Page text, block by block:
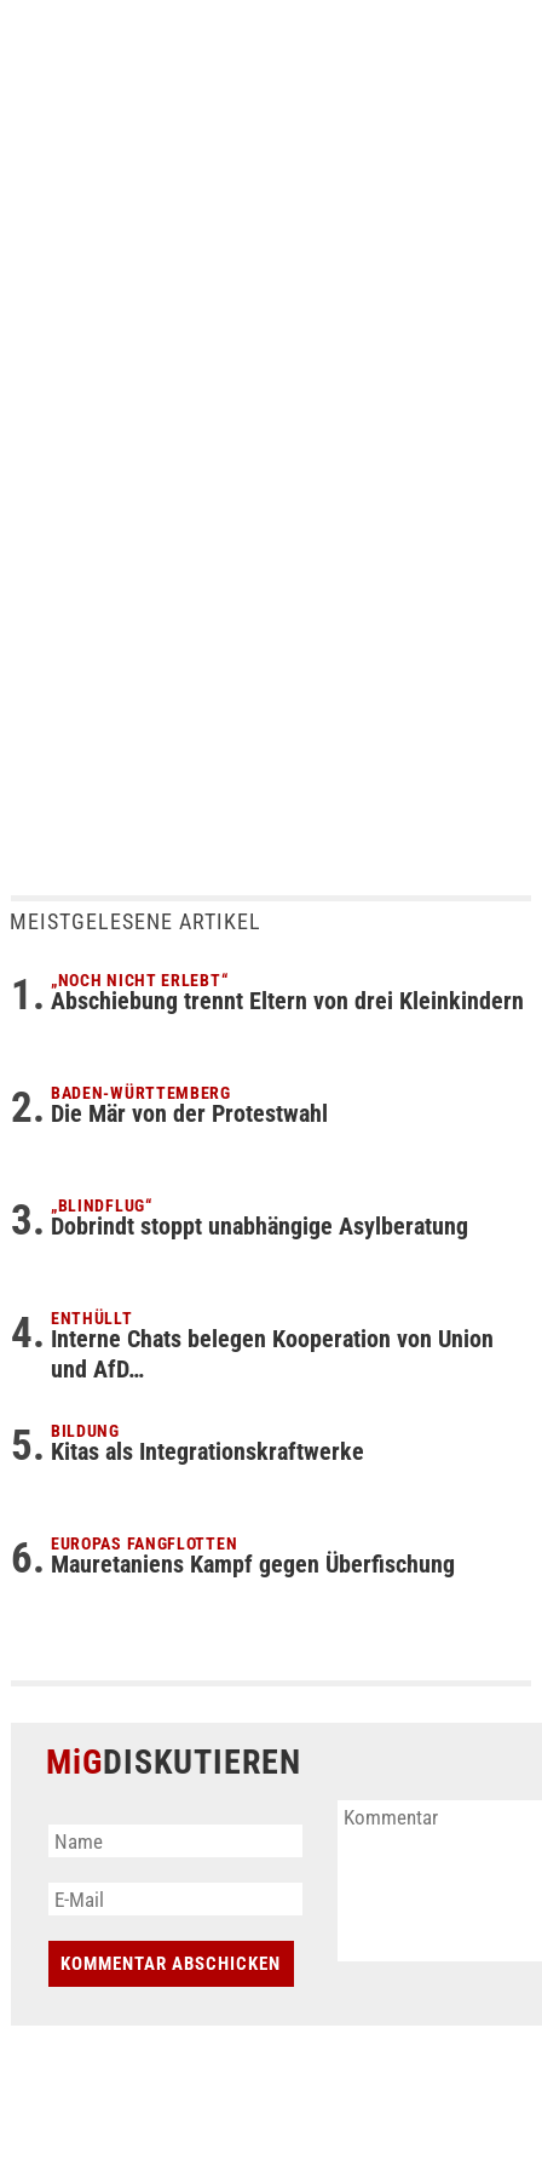
MEISTGELESENE ARTIKEL
„NOCH NICHT ERLEBT“
Abschiebung trennt Eltern von drei Kleinkindern
BADEN-WÜRTTEMBERG
Die Mär von der Protestwahl
„BLINDFLUG“
Dobrindt stoppt unabhängige Asylberatung
ENTHÜLLT
Interne Chats belegen Kooperation von Union
und AfD…
BILDUNG
Kitas als Integrationskraftwerke
EUROPAS FANGFLOTTEN
Mauretaniens Kampf gegen Überfischung
MiGDISKUTIEREN